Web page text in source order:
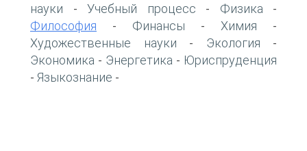
науки - Учебный процесс - Физика -
Философия - Финансы - Химия -
Художественные науки - Экология -
Экономика - Энергетика - Юриспруденция
- Языкознание -